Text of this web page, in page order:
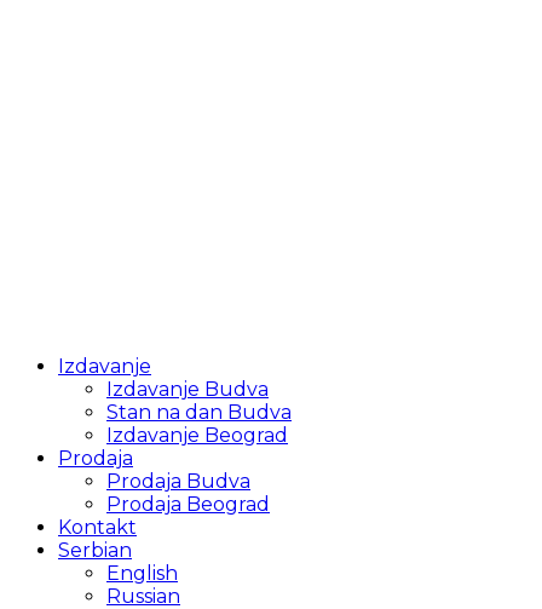
Izdavanje
Izdavanje Budva
Stan na dan Budva
Izdavanje Beograd
Prodaja
Prodaja Budva
Prodaja Beograd
Kontakt
Serbian
English
Russian